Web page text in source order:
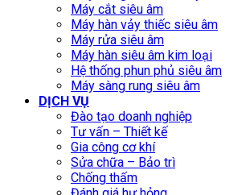
Máy cắt siêu âm
Máy hàn vảy thiếc siêu âm
Máy rửa siêu âm
Máy hàn siêu âm kim loại
Hệ thống phun phủ siêu âm
Máy sàng rung siêu âm
DỊCH VỤ
Đào tạo doanh nghiệp
Tư vấn – Thiết kế
Gia công cơ khí
Sửa chữa – Bảo trì
Chống thấm